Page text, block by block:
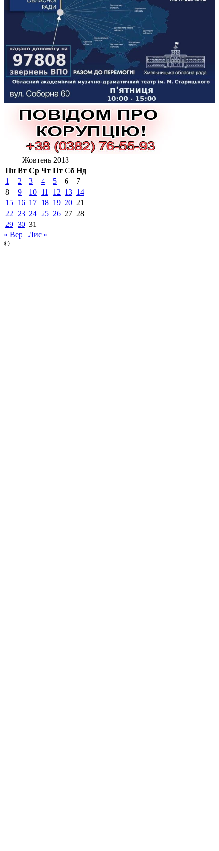
Жовтень 2018
Пн Вт Ср Чт Пт Сб Нд
1
2 3 4 5 6
7
8
9 10 11 12 13 14
15 16 17 18 19 20 21
22
23 24 25 26 27 28
29 30 31
« Вер
Лис »
©